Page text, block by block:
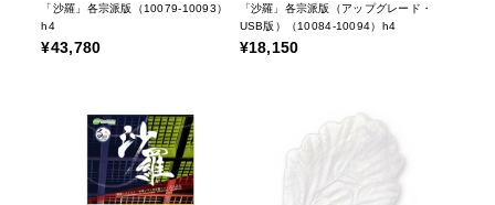
「沙羅」各宗派版（10079-10093）
h4
¥43,780
「沙羅」各宗派版（アップグレード・
USB版）（10084-10094）h4
¥18,150